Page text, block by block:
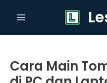
Cara Main